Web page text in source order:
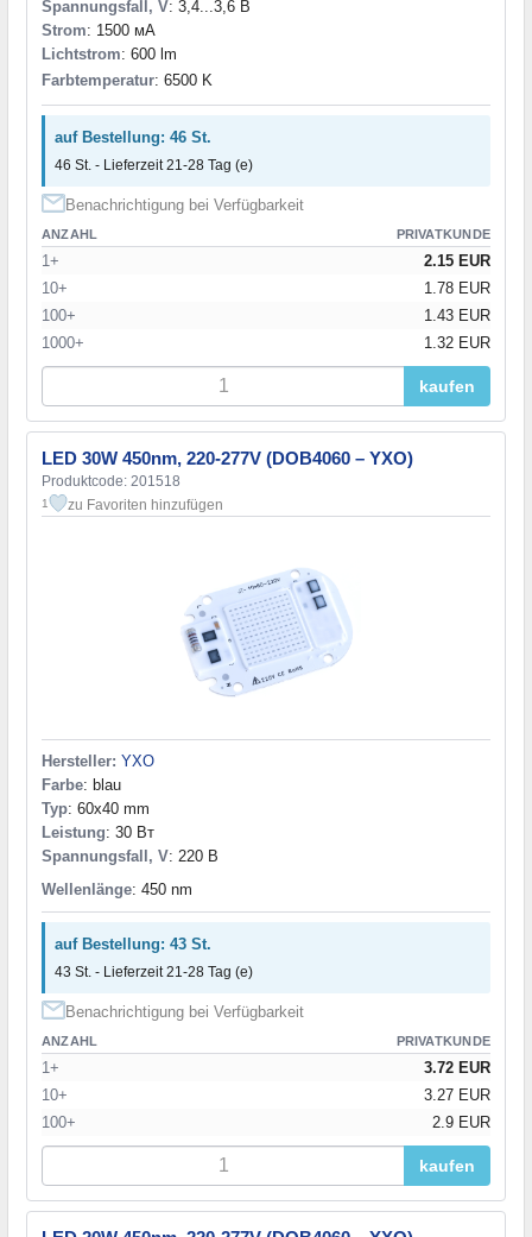
Spannungsfall, V: 3,4...3,6 В
Strom: 1500 мА
Lichtstrom: 600 lm
Farbtemperatur: 6500 K
auf Bestellung: 46 St.
46 St. - Lieferzeit 21-28 Tag (e)
Benachrichtigung bei Verfügbarkeit
ANZAHL PRIVATKUNDE
1+
2.15 EUR
10+
1.78 EUR
100+
1.43 EUR
1000+
1.32 EUR
kaufen
LED 30W 450nm, 220-277V (DOB4060 – YXO)
Produktcode: 201518
1 zu Favoriten hinzufügen
Hersteller: YXO
Farbe: blau
Typ: 60x40 mm
Leistung: 30 Вт
Spannungsfall, V: 220 В
Wellenlänge: 450 nm
auf Bestellung: 43 St.
43 St. - Lieferzeit 21-28 Tag (e)
Benachrichtigung bei Verfügbarkeit
ANZAHL PRIVATKUNDE
1+
3.72 EUR
10+
3.27 EUR
100+
2.9 EUR
kaufen